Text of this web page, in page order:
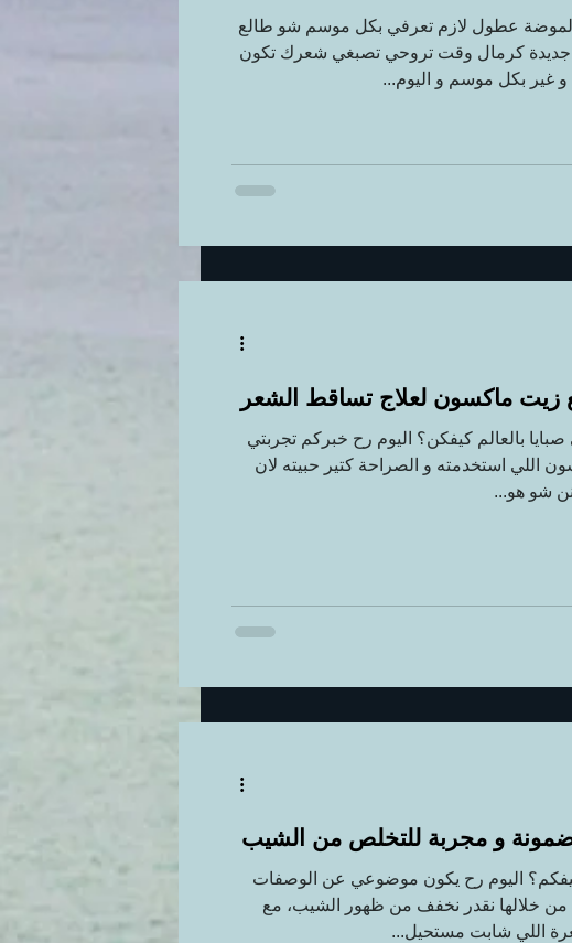
عطول لازم تعرفي بكل موسم شو طالع
جديدة كرمال وقت تروحي تصبغي شعرك تكون
و غير بكل موسم و اليوم...
زيت ماكسون لعلاج تساقط الشعر
صبايا بالعالم كيفكن؟ اليوم رح خبركم تجربتي
اللي استخدمته و الصراحة كتير حبيته لان
شو هو...
و مجربة للتخلص من الشيب
اليوم رح يكون موضوعي عن الوصفات
من خلالها نقدر نخفف من ظهور الشيب، مع
اللي شابت مستحيل...